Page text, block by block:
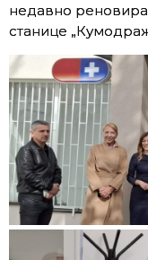
недавно
станице „Кумодраж